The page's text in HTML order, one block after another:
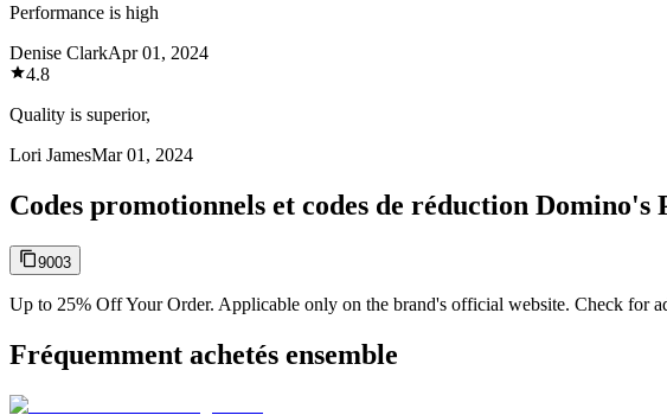
Performance is high
Denise ClarkApr 01, 2024
4.8
Quality is superior,
Lori JamesMar 01, 2024
Codes promotionnels et codes de réduction Domino's
9003
Up to 25% Off Your Order. Applicable only on the brand's official website. Check for
Fréquemment achetés ensemble